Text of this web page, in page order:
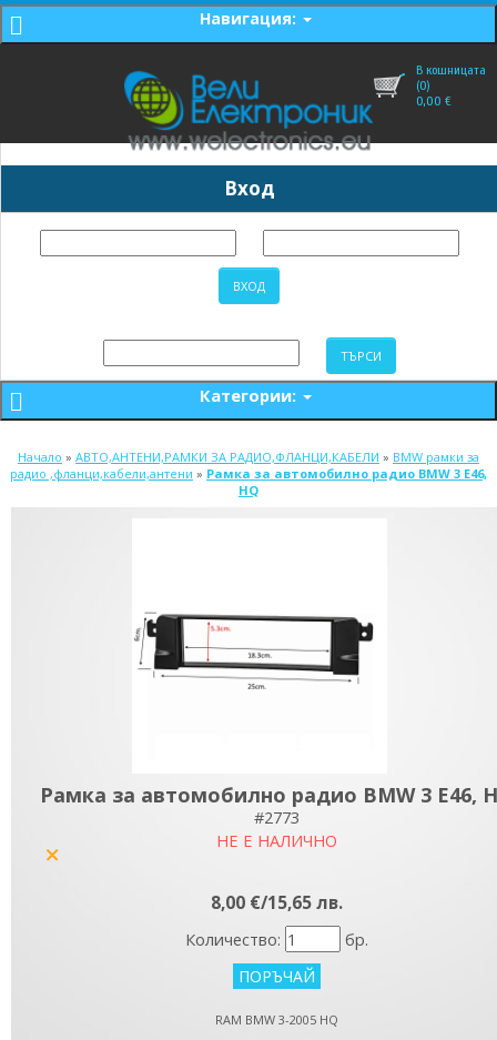
Навигация:
В кошницата
(0)
0,00 €
Вход
Категории:
Начало » АВТО,АНТЕНИ,РАМКИ ЗА РАДИО,ФЛАНЦИ,КАБЕЛИ » BMW рамки за
радио ,фланци,кабели,антени » Рамка за автомобилно радио BMW 3 E46,
HQ
Рамка за автомобилно радио BMW 3 E46,
#2773
НЕ Е НАЛИЧНО
8,00 €/15,65 лв.
Количество: бр.
RAM BMW 3-2005 HQ